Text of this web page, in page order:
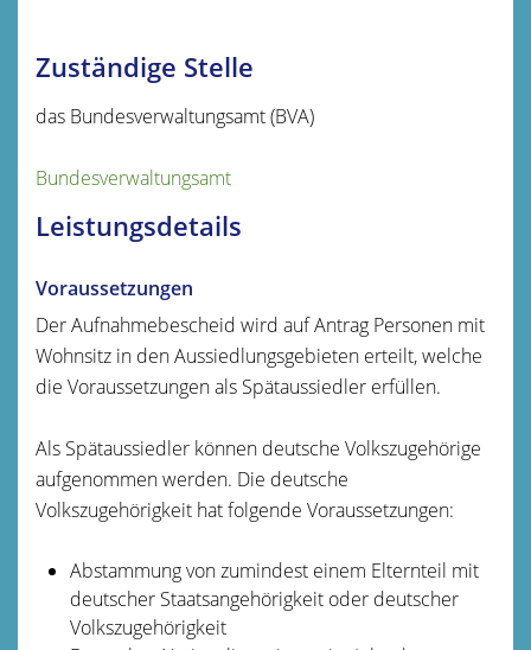
Zuständige Stelle
das Bundesverwaltungsamt (BVA)
Bundesverwaltungsamt
Leistungsdetails
Voraussetzungen
Der Aufnahmebescheid wird auf Antrag Personen mit
Wohnsitz in den Aussiedlungsgebieten erteilt, welche
die Voraussetzungen als Spätaussiedler erfüllen.
Als Spätaussiedler können deutsche Volkszugehörige
aufgenommen werden. Die deutsche
Volkszugehörigkeit hat folgende Voraussetzungen:
Abstammung von zumindest einem Elternteil mit
deutscher Staatsangehörigkeit oder deutscher
Volkszugehörigkeit